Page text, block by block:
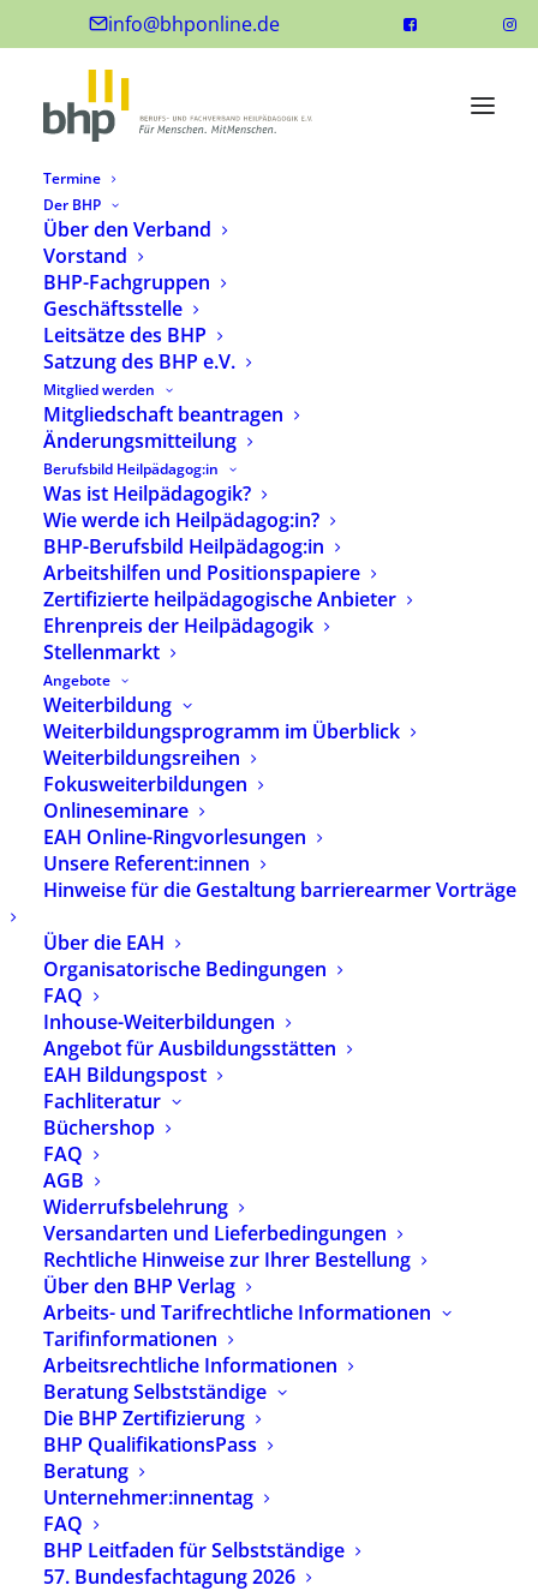
info@bhponline.de
Termine
Der BHP
Über den Verband
Vorstand
BHP-Fachgruppen
Geschäftsstelle
Leitsätze des BHP
Satzung des BHP e.V.
Mitglied werden
Mitgliedschaft beantragen
Änderungsmitteilung
Berufsbild Heilpädagog:in
Was ist Heilpädagogik?
Wie werde ich Heilpädagog:in?
BHP-Berufsbild Heilpädagog:in
Arbeitshilfen und Positionspapiere
Zertifizierte heilpädagogische Anbieter
Ehrenpreis der Heilpädagogik
Stellenmarkt
Angebote
Weiterbildung
Weiterbildungsprogramm im Überblick
Weiterbildungsreihen
Fokusweiterbildungen
Onlineseminare
EAH Online-Ringvorlesungen
Unsere Referent:innen
Hinweise für die Gestaltung barrierearmer Vorträge
Über die EAH
Organisatorische Bedingungen
FAQ
Inhouse-Weiterbildungen
Angebot für Ausbildungsstätten
EAH Bildungspost
Fachliteratur
Büchershop
FAQ
AGB
Widerrufsbelehrung
Versandarten und Lieferbedingungen
Rechtliche Hinweise zur Ihrer Bestellung
Über den BHP Verlag
Arbeits- und Tarifrechtliche Informationen
Tarifinformationen
Arbeitsrechtliche Informationen
Beratung Selbstständige
Die BHP Zertifizierung
BHP QualifikationsPass
Beratung
Unternehmer:innentag
FAQ
BHP Leitfaden für Selbstständige
57. Bundesfachtagung 2026
Fachzeitschrift
„heilpaedagogik.de“ –
Ausgabe 04/2019
6,50€
inkl. 7 % MwSt.
Ausgabe 4/2019 der
Fachzeitschrift
„heilpaedagogik.de“
Ausgabe leider vergriffen.
Nicht vorrätig
Artikelnummer
2019
Kategorien
Verlagsprogramm
erschienen